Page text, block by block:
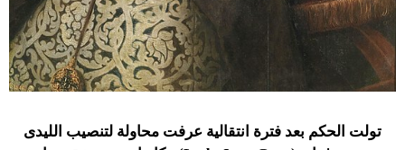
تولت الحكم بعد فترة انتقالية عرفت محاولة لتنصيب الليدى